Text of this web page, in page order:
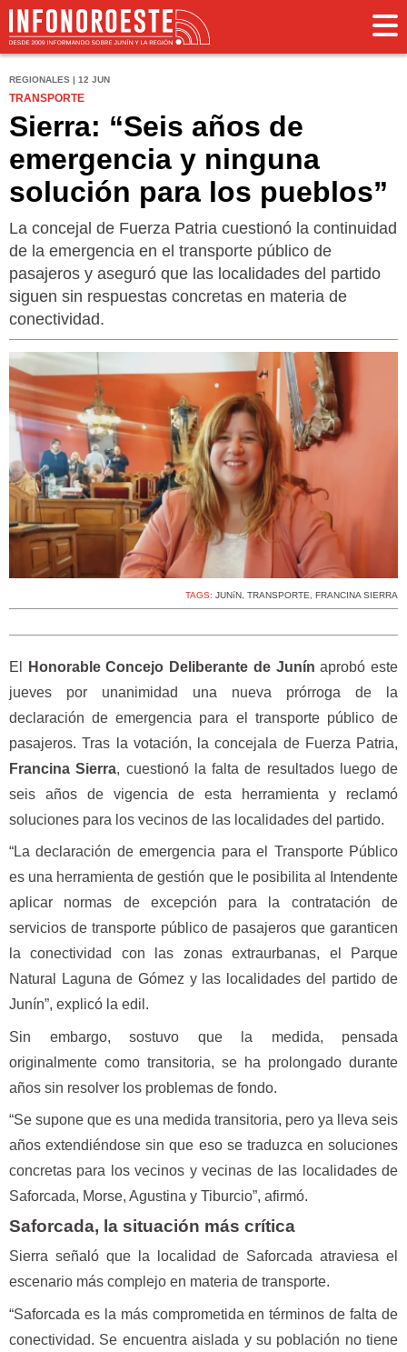
REGIONALES | 12 JUN
TRANSPORTE
Sierra: “Seis años de
emergencia y ninguna
solución para los pueblos”
La concejal de Fuerza Patria cuestionó la continuidad
de la emergencia en el transporte público de
pasajeros y aseguró que las localidades del partido
siguen sin respuestas concretas en materia de
conectividad.
TAGS: JUNíN, TRANSPORTE, FRANCINA SIERRA
El Honorable Concejo Deliberante de Junínaprobó este
jueves por unanimidad una nueva prórroga de la
declaración de emergencia para el transporte público de
pasajeros. Tras la votación, la concejala de Fuerza Patria,
Francina Sierra, cuestionó la falta de resultados luego de
seis años de vigencia de esta herramienta y reclamó
soluciones para los vecinos de las localidades del partido.
“La declaración de emergencia para el Transporte Público
es una herramienta de gestión que le posibilita al Intendente
aplicar normas de excepción para la contratación de
servicios de transporte público de pasajeros que garanticen
la conectividad con las zonas extraurbanas, el Parque
Natural Laguna de Gómez y las localidades del partido de
Junín”, explicó la edil.
Sin embargo, sostuvo que la medida, pensada
originalmente como transitoria, se ha prolongado durante
años sin resolver los problemas de fondo.
“Se supone que es una medida transitoria, pero ya lleva seis
años extendiéndose sin que eso se traduzca en soluciones
concretas para los vecinos y vecinas de las localidades de
Saforcada, Morse, Agustina y Tiburcio”, afirmó.
Saforcada, la situación más crítica
Sierra señaló que la localidad de Saforcada atraviesa el
escenario más complejo en materia de transporte.
“Saforcada es la más comprometida en términos de falta de
conectividad. Se encuentra aislada y su población no tiene